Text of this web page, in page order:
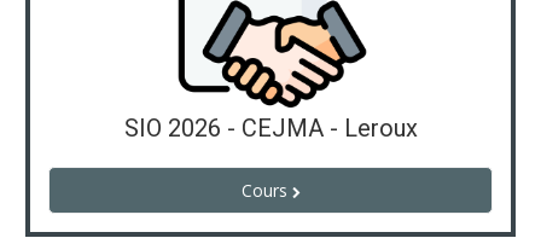
SIO 2026 - CEJMA - Leroux
Cours